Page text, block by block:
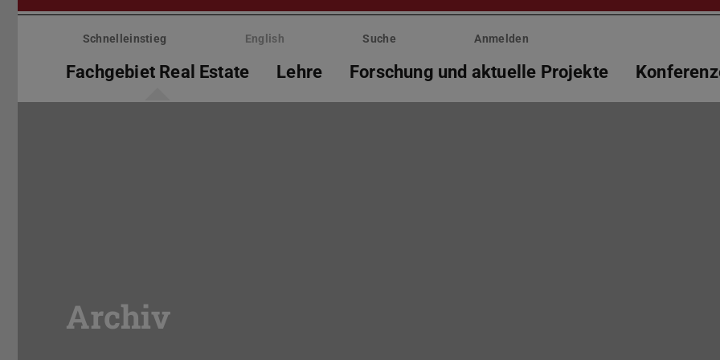
Menü
überspringenSchnelleinstieg English Suche Anmelden
Fachgebiet Real Estate Lehre Forschung und aktuelle Projekte
Archiv